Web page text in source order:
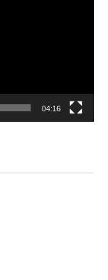
04:16